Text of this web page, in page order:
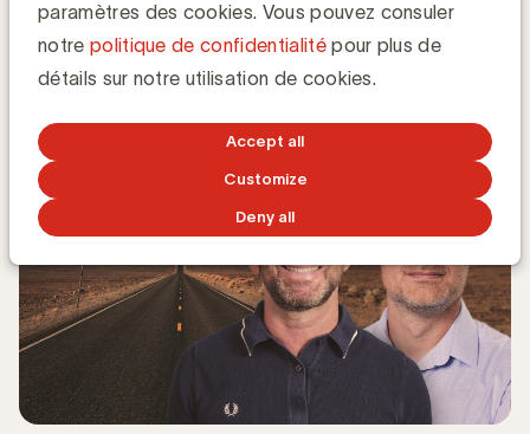
paramètres des cookies. Vous pouvez consuler
notre politique de confidentialitépour plus de
détails sur notre utilisation de cookies.
Accept all
Customize
Deny all
Bart Lombaerts, Head of Content @ Spyke
22 JANVIER 2024